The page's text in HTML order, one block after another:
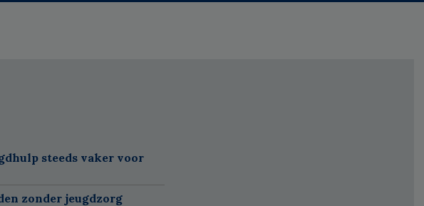
steeds vaker voor
zonder jeugdzorg